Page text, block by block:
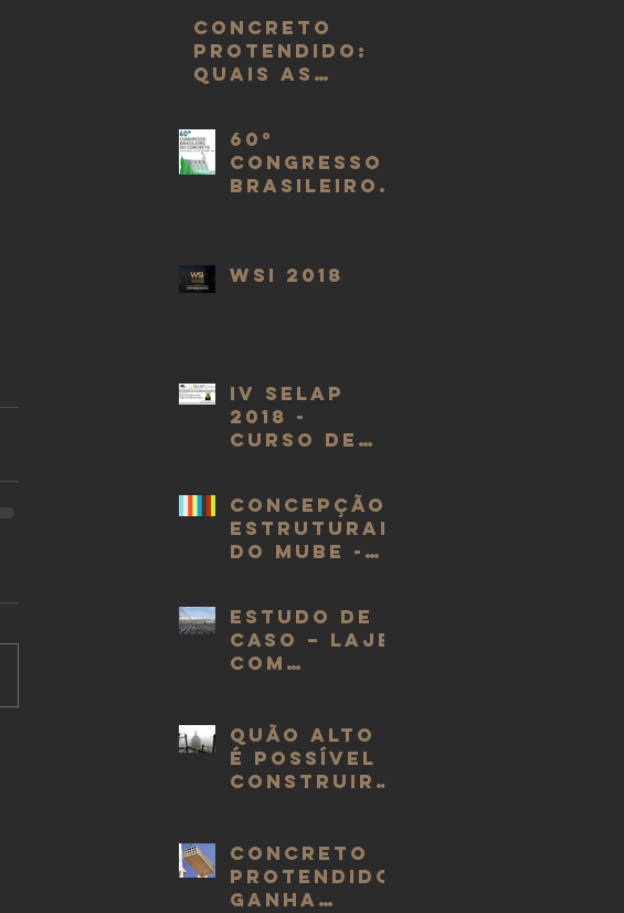
CONCRETO
PROTENDIDO:
QUAIS AS
DO USO?
60º
Congresso
Brasileiro
WSI 2018
IV SELAP
2018 -
CURSO DE
ALTOS -
PROF.
OSCAR
Concepção
estrutural
do MuBE -
da
Escultura -
Eng. Mario
ESTUDO DE
CASO – LAJE
COM
NERVURADA?
Quão alto
é possível
construir
Concreto
protendido
ganha